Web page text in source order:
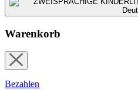
Warenkorb
Bezahlen